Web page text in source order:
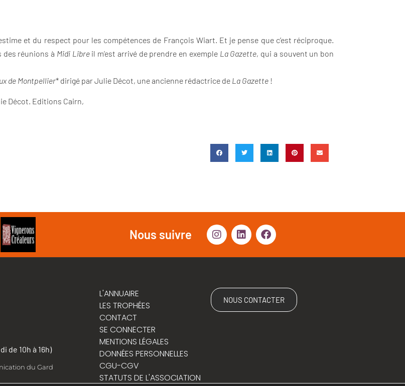
et du respect pour les compétences de François Wiart. Et je pense que c’est réciproque.
des réunions à Midi Libreil m’est arrivé de prendre en exemple La Gazette, qui a souvent un bon
de Montpellier* dirigé par Julie Décot, une ancienne rédactrice de La Gazette !
Décot. Editions Cairn,
Nous suivre
de 10h à 16h)
du Gard
L'ANNUAIRE
LES TROPHÉES
CONTACT
SE CONNECTER
MENTIONS LÉGALES
DONNÉES PERSONNELLES
CGU-CGV
STATUTS DE L'ASSOCIATION
NOUS CONTACTER